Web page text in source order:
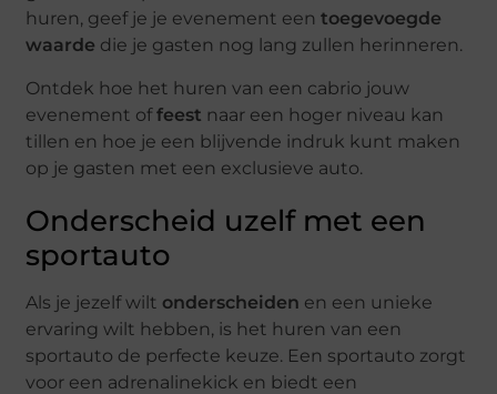
huren, geef je je evenement eentoegevoegde
waarde die je gasten nog lang zullen herinneren.
Ontdek hoe het huren van een cabrio jouw
evenement offeest naar een hoger niveau kan
tillen en hoe je een blijvende indruk kunt maken
op je gasten met een exclusieve auto.
Onderscheid uzelf met een
sportauto
Als je jezelf wilt onderscheiden en een unieke
ervaring wilt hebben, is het huren van een
sportauto de perfecte keuze. Een sportauto zorgt
voor een adrenalinekick en biedt een